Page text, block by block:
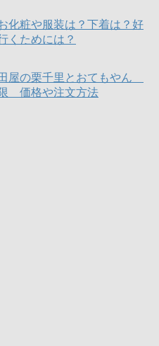
化粧や服装は？下着は？好
くためには？
屋の栗千里とおてもやん
価格や注文方法